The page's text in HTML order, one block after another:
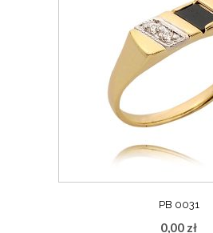
PB 0031
0,00 zł